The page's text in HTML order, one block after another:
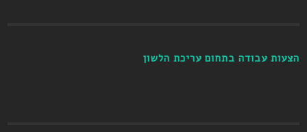
הצעות עבודה בתחום עריכת הלשון